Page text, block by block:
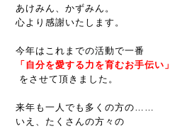
あけみん、かずみん。
心より感謝いたします。
今年はこれまでの活動で一番
「自分を愛する力を育むお手伝い」
をさせて頂きました。
来年も一人でも多くの方の……
いえ、たくさんの方々の